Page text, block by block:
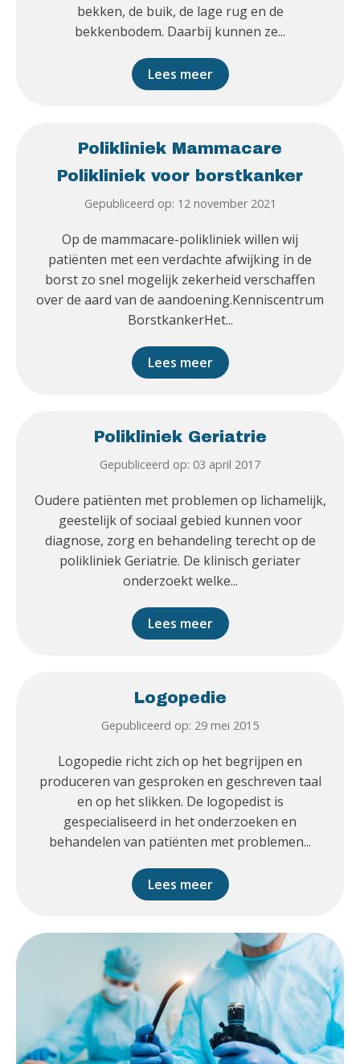
bekken, de buik, de lage rug en de
bekkenbodem. Daarbij kunnen ze...
Lees meer
Polikliniek Mammacare
Polikliniek voor borstkanker
Gepubliceerd op: 12 november 2021
Op de mammacare-polikliniek willen wij
patiënten met een verdachte afwijking in de
borst zo snel mogelijk zekerheid verschaffen
over de aard van de aandoening.Kenniscentrum
BorstkankerHet...
Lees meer
Polikliniek Geriatrie
Gepubliceerd op: 03 april 2017
Oudere patiënten met problemen op lichamelijk,
geestelijk of sociaal gebied kunnen voor
diagnose, zorg en behandeling terecht op de
polikliniek Geriatrie. De klinisch geriater
onderzoekt welke...
Lees meer
Logopedie
Gepubliceerd op: 29 mei 2015
Logopedie richt zich op het begrijpen en
produceren van gesproken en geschreven taal
en op het slikken. De logopedist is
gespecialiseerd in het onderzoeken en
behandelen van patiënten met problemen...
Lees meer